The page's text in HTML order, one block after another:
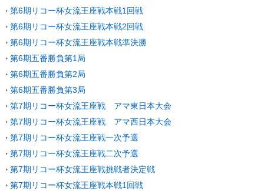
第6期リコー杯女流王座戦本戦1回戦
第6期リコー杯女流王座戦本戦2回戦
第6期リコー杯女流王座戦本戦準決勝
第6期五番勝負第1局
第6期五番勝負第2局
第6期五番勝負第3局
第7期リコー杯女流王座戦 アマ東日本大会
第7期リコー杯女流王座戦 アマ西日本大会
第7期リコー杯女流王座戦一次予選
第7期リコー杯女流王座戦二次予選
第7期リコー杯女流王座戦挑戦者決定戦
第7期リコー杯女流王座戦本戦1回戦